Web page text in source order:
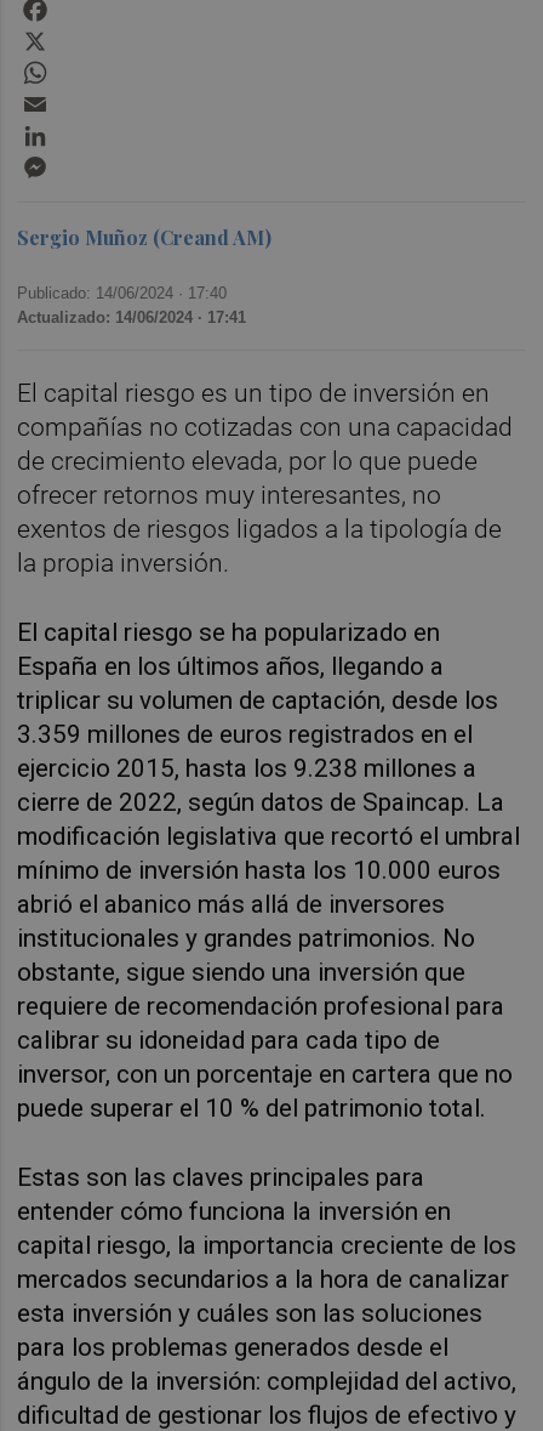
Sergio Muñoz (Creand AM)
Publicado: 14/06/2024 · 17:40
Actualizado: 14/06/2024 · 17:41
El capital riesgo es un tipo de inversión en
compañías no cotizadas con una capacidad
de crecimiento elevada, por lo que puede
ofrecer retornos muy interesantes, no
exentos de riesgos ligados a la tipología de
la propia inversión.
El capital riesgo se ha popularizado en
España en los últimos años, llegando a
triplicar su volumen de captación, desde los
3.359 millones de euros registrados en el
ejercicio 2015, hasta los 9.238 millones a
cierre de 2022, según datos de Spaincap. La
modificación legislativa que recortó el umbral
mínimo de inversión hasta los 10.000 euros
abrió el abanico más allá de inversores
institucionales y grandes patrimonios. No
obstante, sigue siendo una inversión que
requiere de recomendación profesional para
calibrar su idoneidad para cada tipo de
inversor, con un porcentaje en cartera que no
puede superar el 10 % del patrimonio total.
Estas son las claves principales para
entender cómo funciona la inversión en
capital riesgo, la importancia creciente de los
mercados secundarios a la hora de canalizar
esta inversión y cuáles son las soluciones
para los problemas generados desde el
ángulo de la inversión: complejidad del activo,
dificultad de gestionar los flujos de efectivo y